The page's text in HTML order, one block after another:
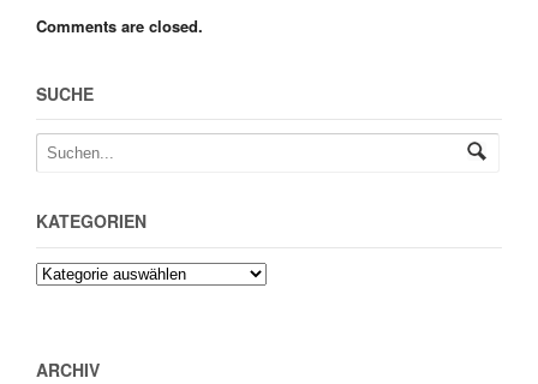
Comments are closed.
SUCHE
KATEGORIEN
ARCHIV